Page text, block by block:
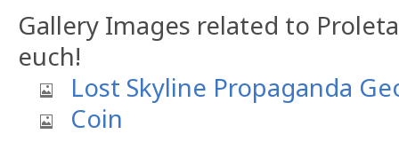
Gallery Images related to
euch!
Lost Skyline Propaganda
Coin